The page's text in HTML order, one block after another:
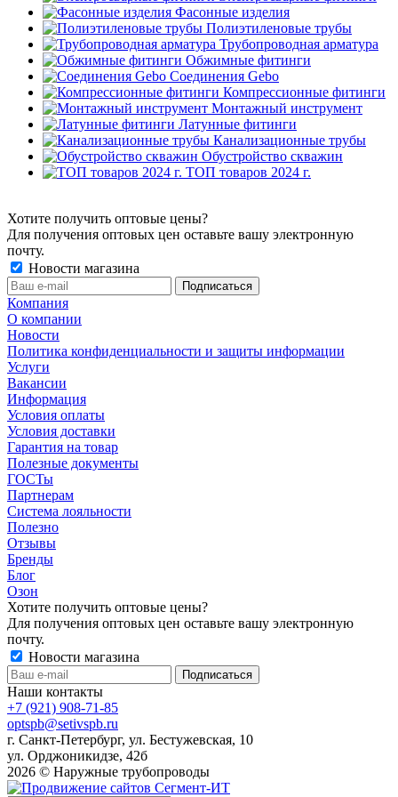
Фасонные изделия
Полиэтиленовые трубы
Трубопроводная арматура
Обжимные фитинги
Соединения Gebo
Компрессионные фитинги
Монтажный инструмент
Латунные фитинги
Канализационные трубы
Обустройство скважин
ТОП товаров 2024 г.
Хотите получить оптовые цены?
Для получения оптовых цен оставьте вашу электронную
почту.
Новости магазина
Компания
О компании
Новости
Политика конфиденциальности и защиты информации
Услуги
Вакансии
Информация
Условия оплаты
Условия доставки
Гарантия на товар
Полезные документы
ГОСТы
Партнерам
Система лояльности
Полезно
Отзывы
Бренды
Блог
Озон
Хотите получить оптовые цены?
Для получения оптовых цен оставьте вашу электронную
почту.
Новости магазина
Наши контакты
+7 (921) 908-71-85
optspb@setivspb.ru
г. Санкт-Петербург, ул. Бестужевская, 10
ул. Орджоникидзе, 42б
2026 © Наружные трубопроводы